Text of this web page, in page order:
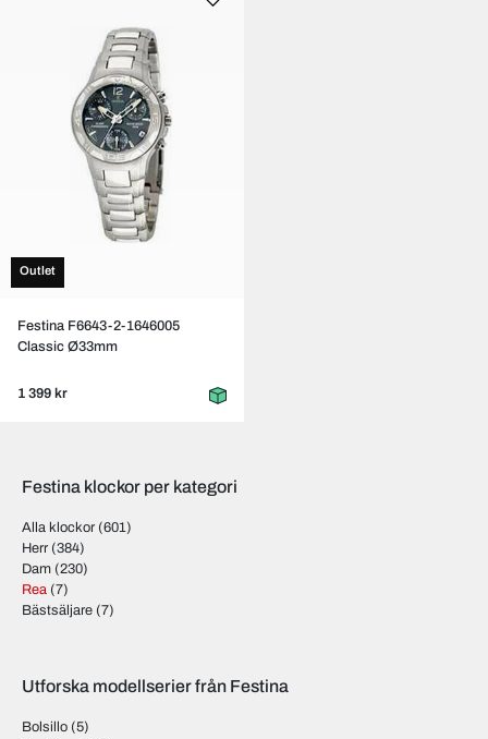
Outlet
Festina F6643-2-1646005
Classic Ø33mm
1 399 kr
Festina klockor per kategori
Alla klockor (601)
Herr (384)
Dam (230)
Rea (7)
Bästsäljare (7)
Utforska modellserier från Festina
Bolsillo (5)